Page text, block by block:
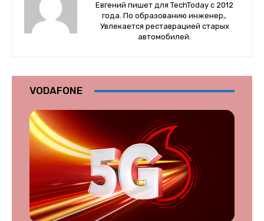
Евгений пишет для TechToday с 2012
года. По образованию инженер,.
Увлекается реставрацией старых
автомобилей.
VODAFONE